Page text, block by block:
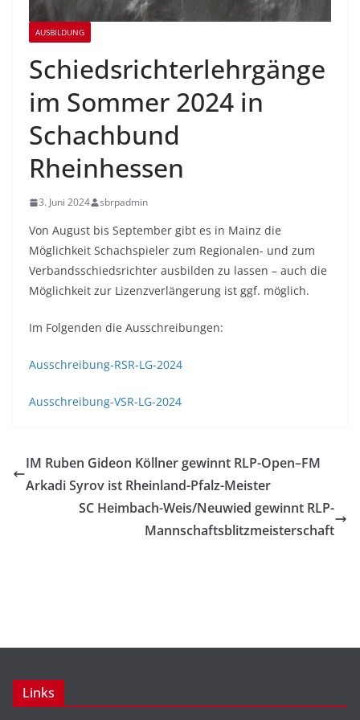
AUSBILDUNG
Schiedsrichterlehrgänge
im Sommer 2024 in
Schachbund
Rheinhessen
3. Juni 2024 sbrpadmin
Von August bis September gibt es in Mainz die
Möglichkeit Schachspieler zum Regionalen- und zum
Verbandsschiedsrichter ausbilden zu lassen – auch die
Möglichkeit zur Lizenzverlängerung ist ggf. möglich.
Im Folgenden die Ausschreibungen:
Ausschreibung-RSR-LG-2024
Ausschreibung-VSR-LG-2024
IM Ruben Gideon Köllner gewinnt RLP-Open–FM
Arkadi Syrov ist Rheinland-Pfalz-Meister
SC Heimbach-Weis/Neuwied gewinnt RLP-
Mannschaftsblitzmeisterschaft
Links